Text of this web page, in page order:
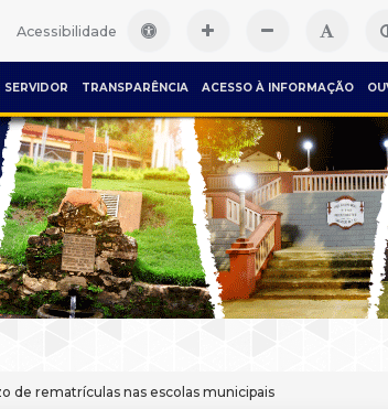
Acessibilidade
SERVIDOR TRANSPARÊNCIA ACESSO À INFORMAÇÃO
de rematrículas nas escolas municipais